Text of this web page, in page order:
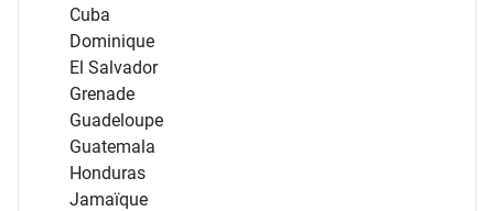
Cuba
Dominique
El Salvador
Grenade
Guadeloupe
Guatemala
Honduras
Jamaïque